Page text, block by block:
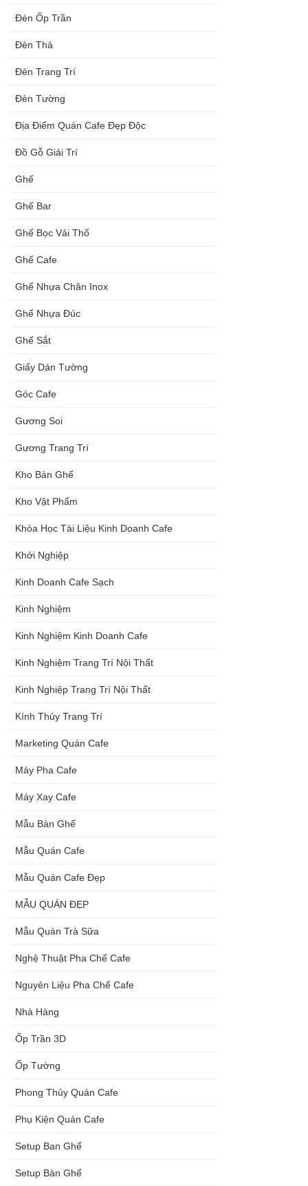
Đèn Ốp Trần
Đèn Thả
Đèn Trang Trí
Đèn Tường
Địa Điểm Quán Cafe Đẹp Độc
Đồ Gỗ Giải Trí
Ghế
Ghế Bar
Ghế Bọc Vải Thổ
Ghế Cafe
Ghế Nhựa Chân Inox
Ghế Nhựa Đúc
Ghế Sắt
Giấy Dán Tường
Góc Cafe
Gương Soi
Gương Trang Trí
Kho Bàn Ghế
Kho Vật Phẩm
Khóa Học Tài Liệu Kinh Doanh Cafe
Khởi Nghiệp
Kinh Doanh Cafe Sạch
Kinh Nghiệm
Kinh Nghiệm Kinh Doanh Cafe
Kinh Nghiệm Trang Trí Nội Thất
Kinh Nghiệp Trang Trí Nội Thất
Kính Thủy Trang Trí
Marketing Quán Cafe
Máy Pha Cafe
Máy Xay Cafe
Mẫu Bàn Ghế
Mẫu Quán Cafe
Mẫu Quán Cafe Đẹp
MẪU QUÁN ĐẸP
Mẫu Quán Trà Sữa
Nghệ Thuật Pha Chế Cafe
Nguyên Liệu Pha Chế Cafe
Nhà Hàng
Ốp Trần 3D
Ốp Tường
Phong Thủy Quán Cafe
Phụ Kiện Quán Cafe
Setup Ban Ghế
Setup Bàn Ghế